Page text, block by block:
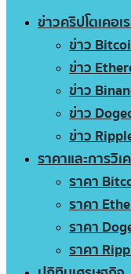
ข่าวคริปโตเคอเ
ข่าว
ข่าว
ข่าว
ข่าว
ข่าว
ราคาและการวิเ
ราคา
ราคา
ราคา
ราคา